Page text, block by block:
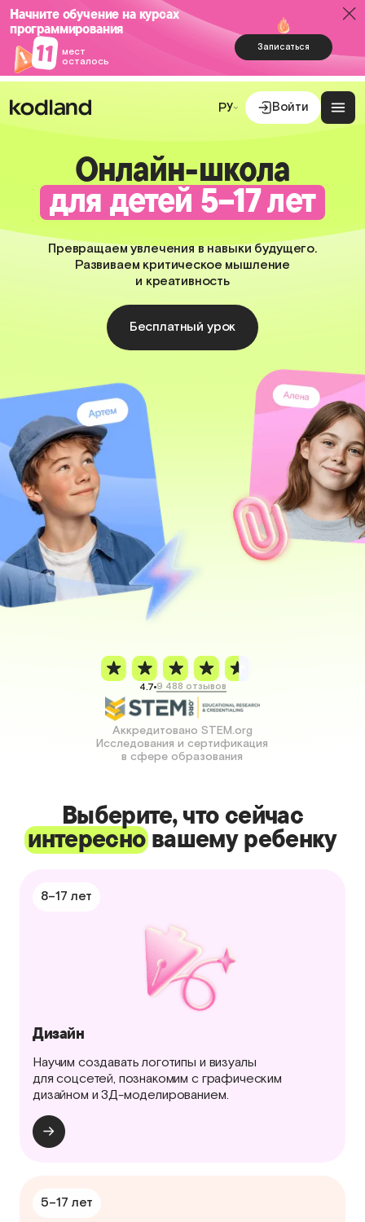
РУ Войти
Начните обучение на курсах
программирования
11
мест
осталось
Записаться
Онлайн-школа
для детей 5–17 лет
Превращаем увлечения в навыки будущего.
Развиваем критическое мышление
и креативность
Бесплатный урок
4.7 9 488 отзывов
Аккредитовано STEM.org
Исследования и сертификация
в сфере образования
Выберите, что сейчас
интересновашему ребенку
5–17 лет
8–17 лет
Дизайн
Научим создавать логотипы и визуалы
для соцсетей, познакомим с графическим
дизайном и 3Д-моделированием.